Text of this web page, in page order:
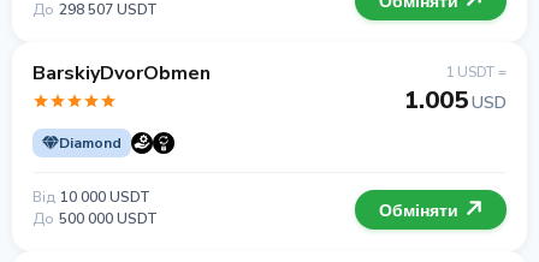
До 298 507 USDT
BarskiyDvorObmen
Diamond
1 USDT =
1.005USD
Від 10 000 USDT
До 500 000 USDT Обміняти